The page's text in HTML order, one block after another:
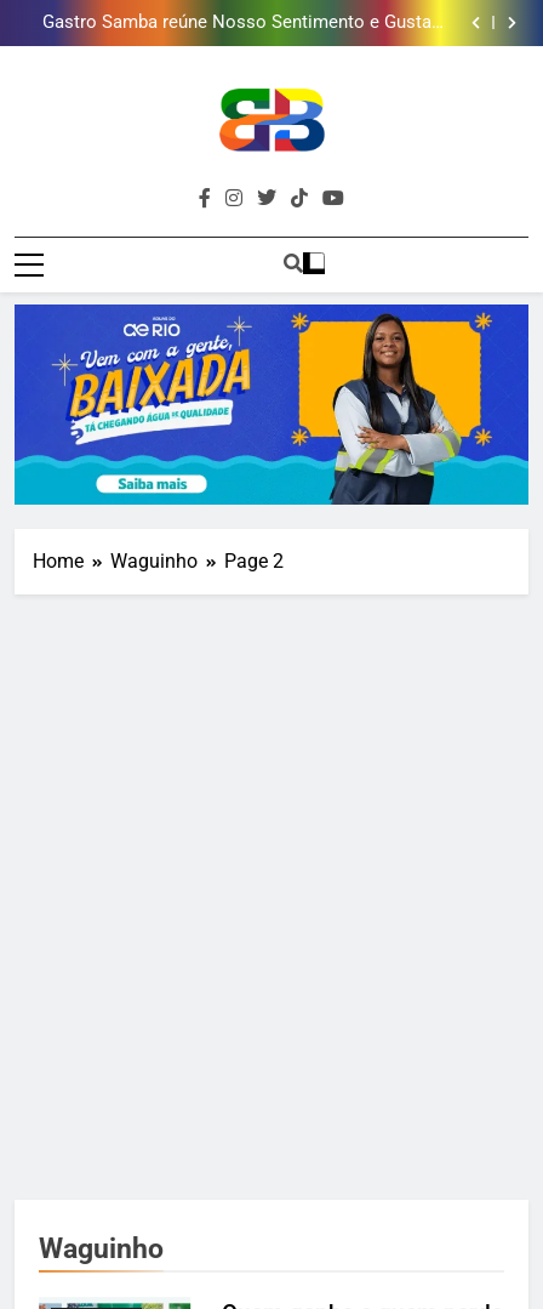
mais combina com ele
Lins em Nova Iguaçu neste fim de semana
Shopping Grande Rio sorteia MacBook e oferece
vinho em campanha de Dia dos Pais
Obra garante a preservação de 190 milhões de litros
presentear o seu pai. Descubra como escolher o que
mais combina com ele
Gastro Samba reúne Nosso Sentimento e Gustavo
Lins em Nova Iguaçu neste fim de semana
Shopping Grande Rio sorteia MacBook e oferece
vinho em campanha de Dia dos Pais
Obra garante a preservação de 190 milhões de litros
de água por ano na Baixada Fluminense
Brava
Baixada
Baixada Fluminense Em Destaque!
Home Waguinho Page 2
Waguinho